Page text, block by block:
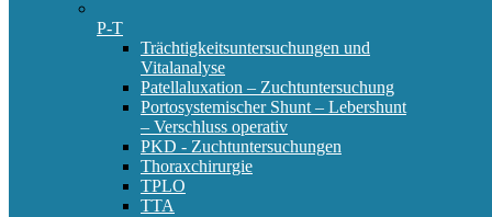
P-T
Trächtigkeitsuntersuchungen und
Vitalanalyse
Patellaluxation – Zuchtuntersuchung
Portosystemischer Shunt – Lebershunt
– Verschluss operativ
PKD - Zuchtuntersuchungen
Thoraxchirurgie
TPLO
TTA